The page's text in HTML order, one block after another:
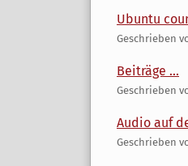
Ubuntu
Geschrieben
Beiträge ...
Geschrieben
Audio auf
Geschrieben